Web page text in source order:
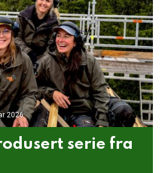
2026
serie fra